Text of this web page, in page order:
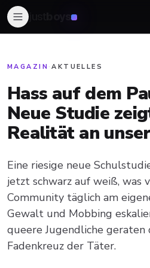
boys
MAGAZIN ·AKTUELLES
Hass auf dem
Neue Studie
Realität an
Eine riesige neue
jetzt schwarz auf weiß, was
Community täglich am
Gewalt und Mobbing
queere Jugendliche geraten
Fadenkreuz der Täter.